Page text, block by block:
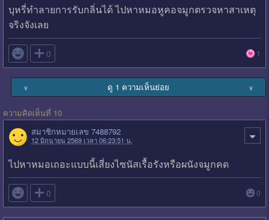
บุหรี่ทำลายการรับกลิ่นได้ ไปหาหมอหูคอจมูกตรวจหาสาเหตุ
จริงจังเลย
 0 1
∨ ดู 1 ความเห็นย่อย ∨
ความคิดเห็นที่ 10
สมาชิกหมายเลข 7488792
12 มิถุนายน 2569 เวลา 06:23:51 น.
ไปหาหมอเถอะแบบนี้เสี่ยงไซนัสเรื้อรังหรือผนังจมูกคด
 0 0